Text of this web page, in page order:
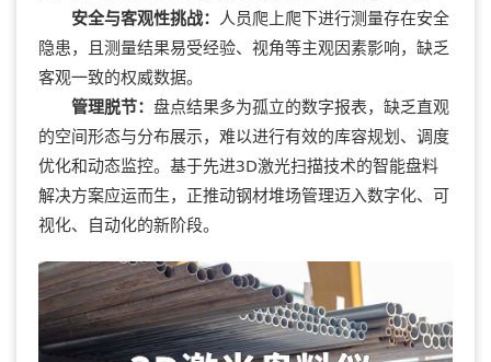
安全与客观性挑战： 人员爬上爬下进行测量存在安全
隐患，且测量结果易受经验、视角等主观因素影响，缺乏
客观一致的权威数据。
管理脱节： 盘点结果多为孤立的数字报表，缺乏直观
的空间形态与分布展示，难以进行有效的库容规划、调度
优化和动态监控。基于先进3D激光扫描技术的智能盘料
解决方案应运而生，正推动钢材堆场管理迈入数字化、可
视化、自动化的新阶段。